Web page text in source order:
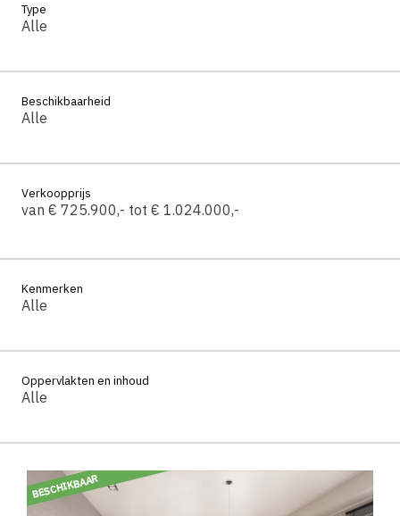
Type
Alle
Beschikbaarheid
Alle
Verkoopprijs
van € 725.900,- tot € 1.024.000,-
Kenmerken
Alle
Oppervlakten en inhoud
Alle
BESCHIKBAAR